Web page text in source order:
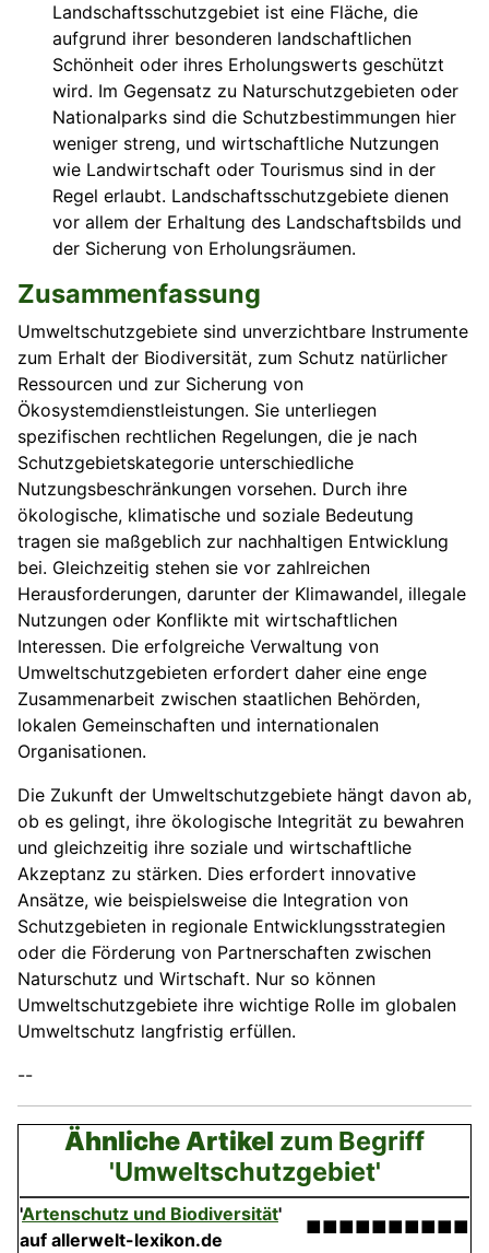
Landschaftsschutzgebiet ist eine Fläche, die
aufgrund ihrer besonderen landschaftlichen
Schönheit oder ihres Erholungswerts geschützt
wird. Im Gegensatz zu Naturschutzgebieten oder
Nationalparks sind die Schutzbestimmungen hier
weniger streng, und wirtschaftliche Nutzungen
wie Landwirtschaft oder Tourismus sind in der
Regel erlaubt. Landschaftsschutzgebiete dienen
vor allem der Erhaltung des Landschaftsbilds und
der Sicherung von Erholungsräumen.
Zusammenfassung
Umweltschutzgebiete sind unverzichtbare Instrumente
zum Erhalt der Biodiversität, zum Schutz natürlicher
Ressourcen und zur Sicherung von
Ökosystemdienstleistungen. Sie unterliegen
spezifischen rechtlichen Regelungen, die je nach
Schutzgebietskategorie unterschiedliche
Nutzungsbeschränkungen vorsehen. Durch ihre
ökologische, klimatische und soziale Bedeutung
tragen sie maßgeblich zur nachhaltigen Entwicklung
bei. Gleichzeitig stehen sie vor zahlreichen
Herausforderungen, darunter der Klimawandel, illegale
Nutzungen oder Konflikte mit wirtschaftlichen
Interessen. Die erfolgreiche Verwaltung von
Umweltschutzgebieten erfordert daher eine enge
Zusammenarbeit zwischen staatlichen Behörden,
lokalen Gemeinschaften und internationalen
Organisationen.
Die Zukunft der Umweltschutzgebiete hängt davon ab,
ob es gelingt, ihre ökologische Integrität zu bewahren
und gleichzeitig ihre soziale und wirtschaftliche
Akzeptanz zu stärken. Dies erfordert innovative
Ansätze, wie beispielsweise die Integration von
Schutzgebieten in regionale Entwicklungsstrategien
oder die Förderung von Partnerschaften zwischen
Naturschutz und Wirtschaft. Nur so können
Umweltschutzgebiete ihre wichtige Rolle im globalen
Umweltschutz langfristig erfüllen.
--
Ähnliche Artikel zum Begriff
'Umweltschutzgebiet'
'Artenschutz und Biodiversität'
auf allerwelt-lexikon.de
■■■■■■■■■■